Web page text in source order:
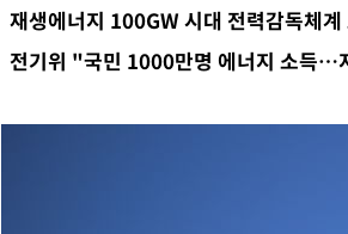
코스닥, 800p 회복…0.26% 오른 801.67 마감
스피, 301.88포인트(4.58%) 내린 6296.38 마
·달러 환율, 0.7원 내린 1423.8원 마감
재생에너지 100GW 시대 전력감독체계
전기위 "국민 1000만명 에너지 소득…